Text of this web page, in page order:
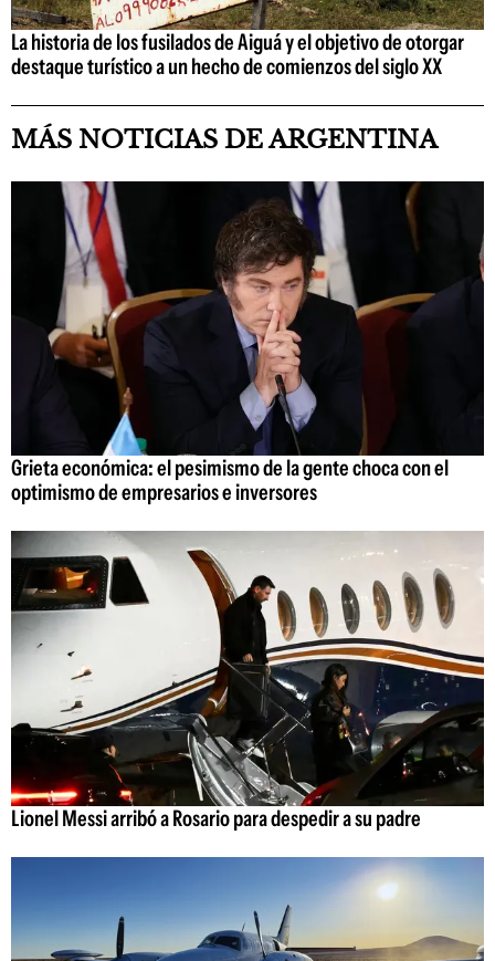
La historia de los fusilados de Aiguá y el objetivo de otorgar
destaque turístico a un hecho de comienzos del siglo XX
MÁS NOTICIAS DE ARGENTINA
Grieta económica: el pesimismo de la gente choca con el
optimismo de empresarios e inversores
Lionel Messi arribó a Rosario para despedir a su padre